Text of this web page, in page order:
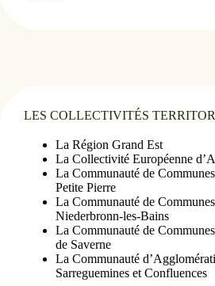
LES COLLECTIVITÉS
La Région Grand Est
La Collectivité Européenne
La Communauté de
Petite Pierre
La Communauté de
Niederbronn-les-Bains
La Communauté de
de Saverne
La Communauté
Sarreguemines et Confluences